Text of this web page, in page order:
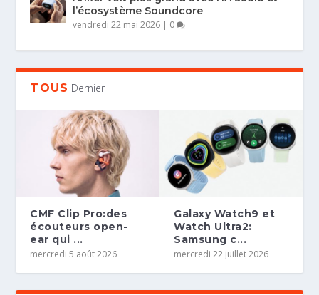
l’écosystème Soundcore
vendredi 22 mai 2026 | 0
TOUS Dernier
CMF Clip Pro:des
écouteurs open-
ear qui ...
mercredi 5 août 2026
Galaxy Watch9 et
Watch Ultra2:
Samsung c...
mercredi 22 juillet 2026